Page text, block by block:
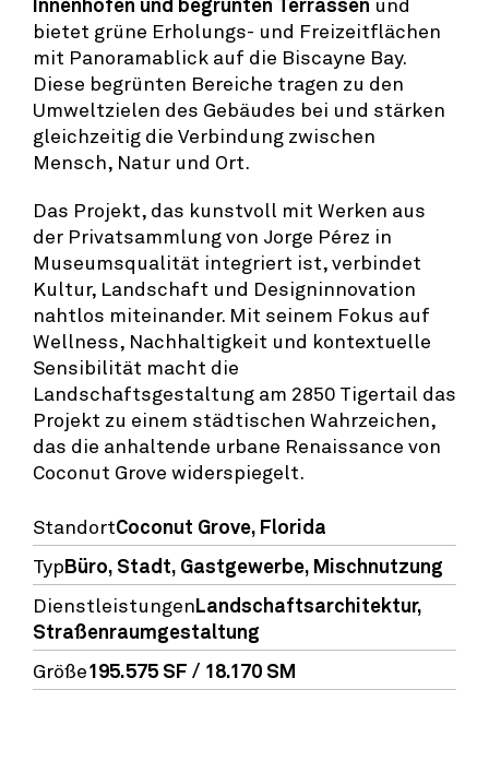
bietet grüne Erholungs- und Freizeitflächen
mit Panoramablick auf die Biscayne Bay.
Diese begrünten Bereiche tragen zu den
Umweltzielen des Gebäudes bei und stärken
gleichzeitig die Verbindung zwischen
Mensch, Natur und Ort.
Das Projekt, das kunstvoll mit Werken aus
der Privatsammlung von Jorge Pérez in
Museumsqualität integriert ist, verbindet
Kultur, Landschaft und Designinnovation
nahtlos miteinander. Mit seinem Fokus auf
Wellness, Nachhaltigkeit und kontextuelle
Sensibilität macht die
Landschaftsgestaltung am 2850 Tigertail das
Projekt zu einem städtischen Wahrzeichen,
das die anhaltende urbane Renaissance von
Coconut Grove widerspiegelt.
StandortCoconut Grove, Florida
TypBüro, Stadt, Gastgewerbe, Mischnutzung
DienstleistungenLandschaftsarchitektur,
Straßenraumgestaltung
Größe195.575 SF / 18.170 SM